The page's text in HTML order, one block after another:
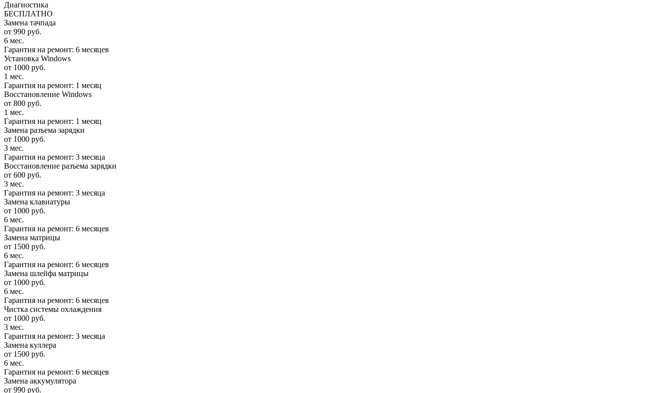
Диагностика
БЕСПЛАТНО
Замена тачпада
от 990 руб.
6 мес.
Гарантия на ремонт: 6 месяцев
Установка Windows
от 1000 руб.
1 мес.
Гарантия на ремонт: 1 месяц
Восстановление Windows
от 800 руб.
1 мес.
Гарантия на ремонт: 1 месяц
Замена разъема зарядки
от 1000 руб.
3 мес.
Гарантия на ремонт: 3 месяца
Восстановление разъема зарядки
от 600 руб.
3 мес.
Гарантия на ремонт: 3 месяца
Замена клавиатуры
от 1000 руб.
6 мес.
Гарантия на ремонт: 6 месяцев
Замена матрицы
от 1500 руб.
6 мес.
Гарантия на ремонт: 6 месяцев
Замена шлейфа матрицы
от 1000 руб.
6 мес.
Гарантия на ремонт: 6 месяцев
Чистка системы охлаждения
от 1000 руб.
3 мес.
Гарантия на ремонт: 3 месяца
Замена куллера
от 1500 руб.
6 мес.
Гарантия на ремонт: 6 месяцев
Замена аккумулятора
от 990 руб.